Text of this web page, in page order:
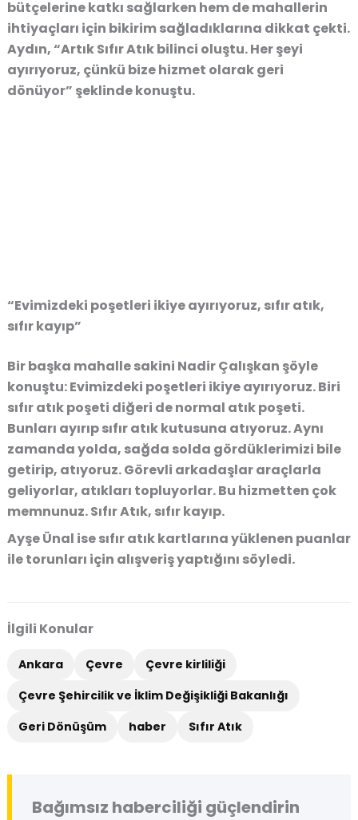
bütçelerine katkı sağlarken hem de mahallerin
ihtiyaçları için bikirim sağladıklarına dikkat çekti.
Aydın, “Artık Sıfır Atık bilinci oluştu. Her şeyi
ayırıyoruz, çünkü bize hizmet olarak geri
dönüyor” şeklinde konuştu.
“Evimizdeki poşetleri ikiye ayırıyoruz, sıfır atık,
sıfır kayıp”
Bir başka mahalle sakini Nadir Çalışkan şöyle
konuştu: Evimizdeki poşetleri ikiye ayırıyoruz. Biri
sıfır atık poşeti diğeri de normal atık poşeti.
Bunları ayırıp sıfır atık kutusuna atıyoruz. Aynı
zamanda yolda, sağda solda gördüklerimizi bile
getirip, atıyoruz. Görevli arkadaşlar araçlarla
geliyorlar, atıkları topluyorlar. Bu hizmetten çok
memnunuz. Sıfır Atık, sıfır kayıp.
Ayşe Ünal ise sıfır atık kartlarına yüklenen puanlar
ile torunları için alışveriş yaptığını söyledi.
İlgili Konular
Ankara Çevre
Çevre kirliliği
Çevre Şehircilik ve İklim Değişikliği Bakanlığı
Geri Dönüşüm
haber Sıfır Atık
Bağımsız haberciliği güçlendirin